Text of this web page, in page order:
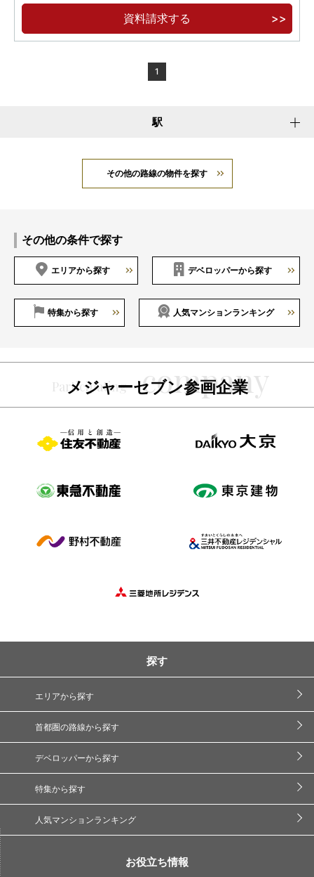
４分、京浜急行本線「戸部」駅徒歩５分
開放感あふれる全邸南向き
資料請求する
1
駅
その他の路線の物件を探す
その他の条件で探す
エリアから探す デベロッパーから探す
特集から探す 人気マンションランキング
メジャーセブン参画企業
探す
エリアから探す
首都圏の路線から探す
デベロッパーから探す
特集から探す
人気マンションランキング
お役立ち情報